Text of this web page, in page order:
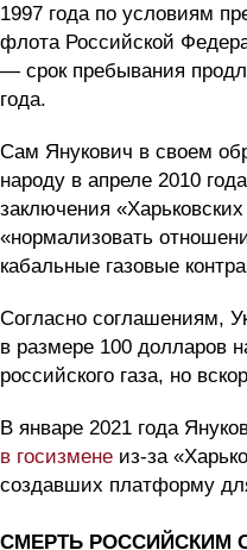
1997 года по условиям
флота Российской
— срок пребывания
года.
Сам Янукович в своем
народу в апреле 2010
заключения
«нормализовать
кабальные газовые
Согласно соглашениям,
в размере 100 долларов
российского газа, но
В январе 2021 года
в госизмене из-за
создавших платформу
СМЕРТЬ РОССИЙСКИМ